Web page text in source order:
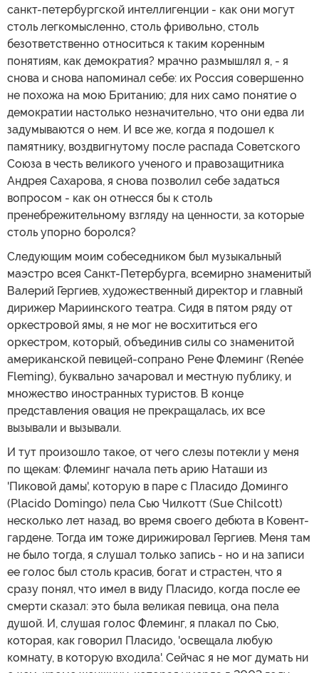
санкт-петербургской интеллигенции - как они могут
столь легкомысленно, столь фривольно, столь
безответственно относиться к таким коренным
понятиям, как демократия? мрачно размышлял я, - я
снова и снова напоминал себе: их Россия совершенно
не похожа на мою Британию; для них само понятие о
демократии настолько незначительно, что они едва ли
задумываются о нем. И все же, когда я подошел к
памятнику, воздвигнутому после распада Советского
Союза в честь великого ученого и правозащитника
Андрея Сахарова, я снова позволил себе задаться
вопросом - как он отнесся бы к столь
пренебрежительному взгляду на ценности, за которые
столь упорно боролся?
Следующим моим собеседником был музыкальный
маэстро всея Санкт-Петербурга, всемирно знаменитый
Валерий Гергиев, художественный директор и главный
дирижер Мариинского театра. Сидя в пятом ряду от
оркестровой ямы, я не мог не восхититься его
оркестром, который, объединив силы со знаменитой
американской певицей-сопрано Рене Флеминг (Renée
Fleming), буквально зачаровал и местную публику, и
множество иностранных туристов. В конце
представления овация не прекращалась, их все
вызывали и вызывали.
И тут произошло такое, от чего слезы потекли у меня
по щекам: Флеминг начала петь арию Наташи из
'Пиковой дамы', которую в паре с Пласидо Доминго
(Placido Domingo) пела Сью Чилкотт (Sue Chilcott)
несколько лет назад, во время своего дебюта в Ковент-
гардене. Тогда им тоже дирижировал Гергиев. Меня там
не было тогда, я слушал только запись - но и на записи
ее голос был столь красив, богат и страстен, что я
сразу понял, что имел в виду Пласидо, когда после ее
смерти сказал: это была великая певица, она пела
душой. И, слушая голос Флеминг, я плакал по Сью,
которая, как говорил Пласидо, 'освещала любую
комнату, в которую входила'. Сейчас я не мог думать ни